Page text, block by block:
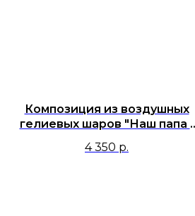
Композиция из воздушных
гелиевых шаров "Наш папа -
сильный!"
4 350 р.